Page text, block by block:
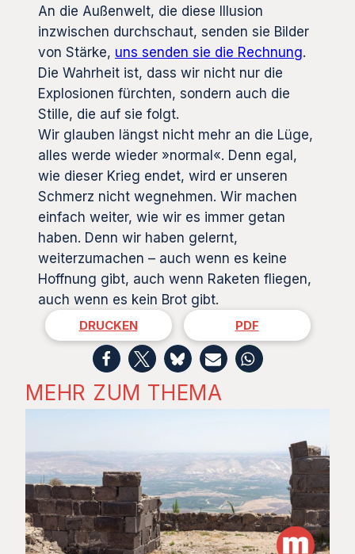
An die Außenwelt, die diese Illusion
inzwischen durchschaut, senden sie Bilder
von Stärke, uns senden sie die Rechnung.
Die Wahrheit ist, dass wir nicht nur die
Explosionen fürchten, sondern auch die
Stille, die auf sie folgt.
Wir glauben längst nicht mehr an die Lüge,
alles werde wieder »normal«. Denn egal,
wie dieser Krieg endet, wird er unseren
Schmerz nicht wegnehmen. Wir machen
einfach weiter, wie wir es immer getan
haben. Denn wir haben gelernt,
weiterzumachen – auch wenn es keine
Hoffnung gibt, auch wenn Raketen fliegen,
auch wenn es kein Brot gibt.
DRUCKEN PDF
MEHR ZUM THEMA